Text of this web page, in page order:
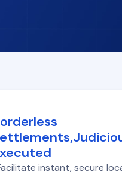
instant, secure